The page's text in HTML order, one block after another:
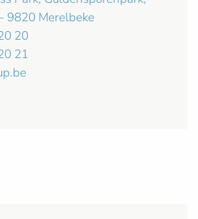
9820 Merelbeke
20
21